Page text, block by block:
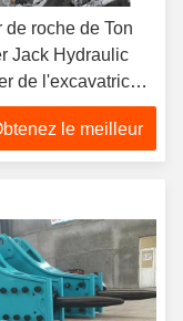
de roche de Ton
Jack Hydraulic
de l'excavatrice
de
de construction
le meilleur